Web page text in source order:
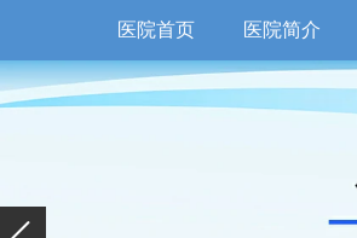
医院首页 医院简介